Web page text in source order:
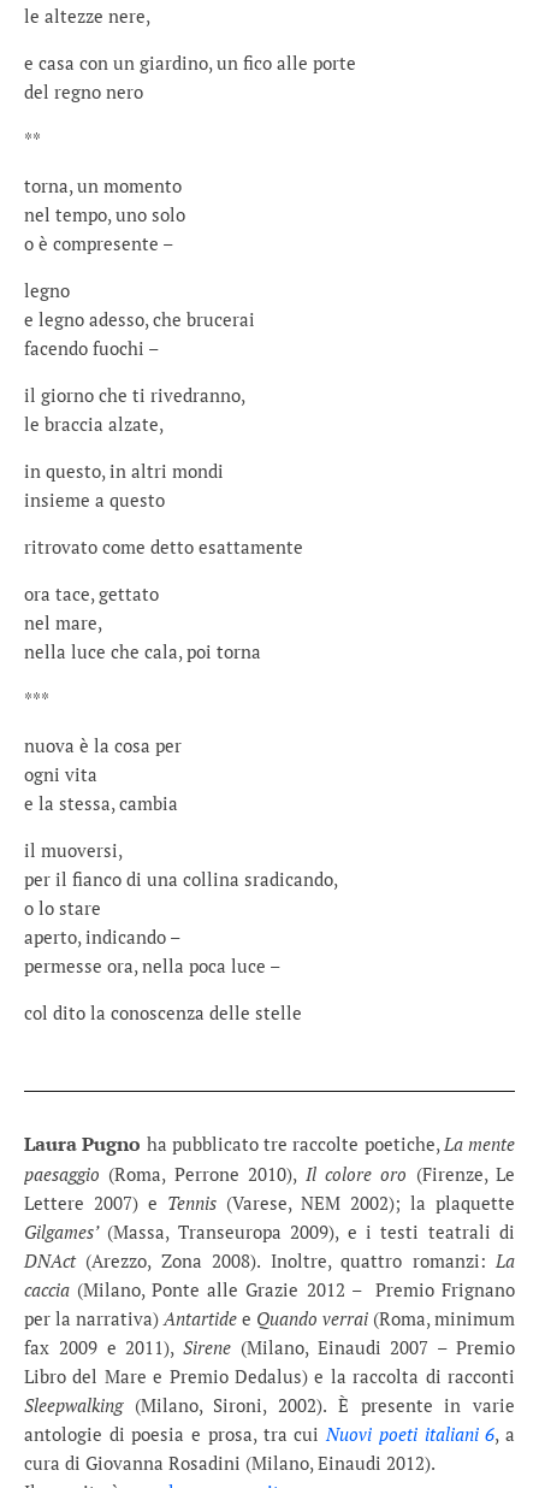
le altezze nere,
e casa con un giardino, un fico alle porte
del regno nero
**
torna, un momento
nel tempo, uno solo
o è compresente –
legno
e legno adesso, che brucerai
facendo fuochi –
il giorno che ti rivedranno,
le braccia alzate,
in questo, in altri mondi
insieme a questo
ritrovato come detto esattamente
ora tace, gettato
nel mare,
nella luce che cala, poi torna
***
nuova è la cosa per
ogni vita
e la stessa, cambia
il muoversi,
per il fianco di una collina sradicando,
o lo stare
aperto, indicando –
permesse ora, nella poca luce –
col dito la conoscenza delle stelle
Laura Pugno ha pubblicato tre raccolte poetiche,La mente
paesaggio (Roma, Perrone 2010), Il colore oro (Firenze, Le
Lettere 2007) e Tennis (Varese, NEM 2002); la plaquette
Gilgames’(Massa, Transeuropa 2009), e i testi teatrali di
DNAct(Arezzo, Zona 2008). Inoltre, quattro romanzi: La
caccia (Milano, Ponte alle Grazie 2012 – Premio Frignano
per la narrativa)Antartide e Quando verrai (Roma, minimum
fax 2009 e 2011),Sirene (Milano, Einaudi 2007 – Premio
Libro del Mare e Premio Dedalus) e la raccolta di racconti
Sleepwalking(Milano, Sironi, 2002). È presente in varie
antologie di poesia e prosa, tra cuiNuovi poeti italiani 6, a
cura di Giovanna Rosadini (Milano, Einaudi 2012).